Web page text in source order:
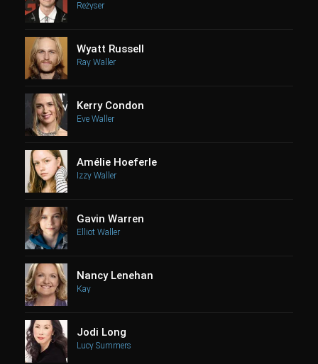
Reżyser
Wyatt Russell
Ray Waller
Kerry Condon
Eve Waller
Amélie Hoeferle
Izzy Waller
Gavin Warren
Elliot Waller
Nancy Lenehan
Kay
Jodi Long
Lucy Summers